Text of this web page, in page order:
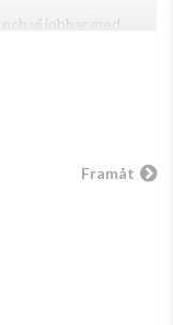
vi jobbar med
Framåt